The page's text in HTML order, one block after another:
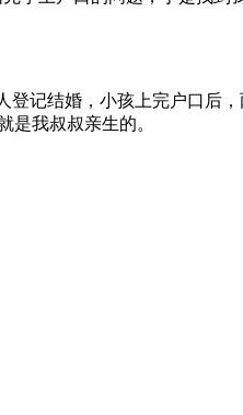
记结婚，小孩上完户口后
是我叔叔亲生的。